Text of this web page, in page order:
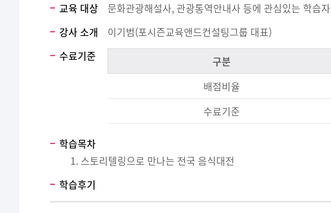
교육 대상
문화관광해설사, 관광통역안내사 등에 관심있는 학습자
강사 소개
이기범(포시즌교육앤드컨설팅그룹 대표)
수료기준
구분
배점비율
수료기준
학습목차
스토리텔링으로 만나는 전국 음식대전
학습후기